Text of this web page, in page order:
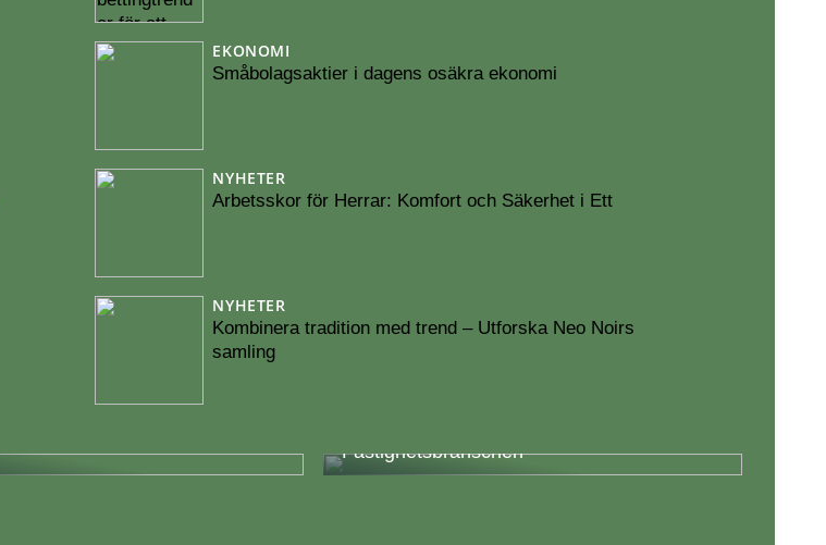
EKONOMI
Småbolagsaktier i dagens osäkra ekonomi
NYHETER
Arbetsskor för Herrar: Komfort och Säkerhet i Ett
NYHETER
Kombinera tradition med trend – Utforska Neo Noirs
samling
Fastighetsbranschen